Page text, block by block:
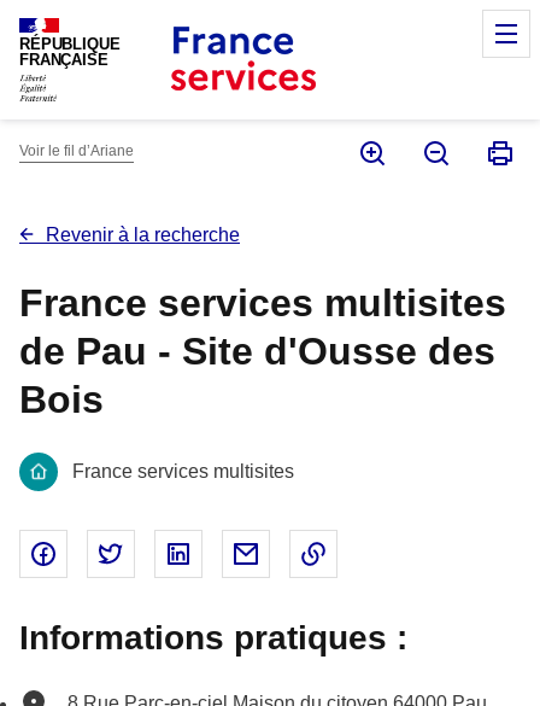
RÉPUBLIQUE
FRANÇAISE
Voir le fil d’Ariane
Revenir à la recherche
France services multisites
de Pau - Site d'Ousse des
Bois
France services multisites
Partager sur Facebook - nouvelle fenêtre
Partager sur Twitter - nouvelle fenêtre
Partager sur Linked In - nouvelle
Partager par email - nouvelle
Informations pratiques :